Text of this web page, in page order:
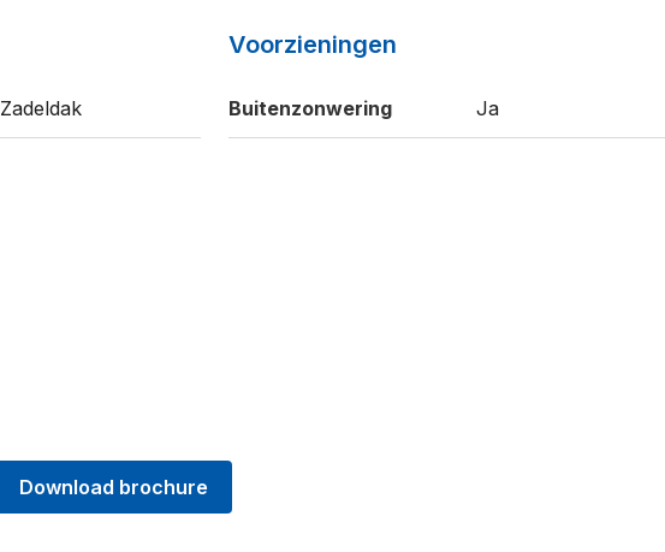
Zadeldak
Voorzieningen
Buitenzonwering Ja
Download brochure